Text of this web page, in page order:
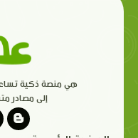
هي منصة ذكية
إلى مصادر